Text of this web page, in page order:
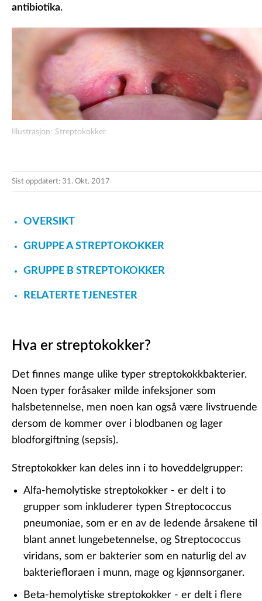
antibiotika.
Illustrasjon: Streptokokker
Sist oppdatert: 31. Okt. 2017
OVERSIKT
GRUPPE A STREPTOKOKKER
GRUPPE B STREPTOKOKKER
RELATERTE TJENESTER
Hva er streptokokker?
Det finnes mange ulike typer streptokokkbakterier.
Noen typer foråsaker milde infeksjoner som
halsbetennelse, men noen kan også være livstruende
dersom de kommer over i blodbanen og lager
blodforgiftning (sepsis).
Streptokokker kan deles inn i to hoveddelgrupper:
Alfa-hemolytiske streptokokker - er delt i to
grupper som inkluderer typen Streptococcus
pneumoniae, som er en av de ledende årsakene til
blant annet lungebetennelse, og Streptococcus
viridans, som er bakterier som en naturlig del av
bakteriefloraen i munn, mage og kjønnsorganer.
Beta-hemolytiske streptokokker - er delt i flere